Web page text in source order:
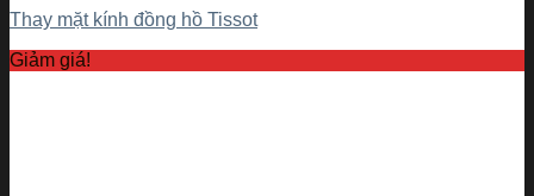
Thay mặt kính đồng hồ Tissot
Giảm giá!